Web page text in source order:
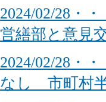
2024/02/28・
営繕部と意見
2024/02/28・
なし 市町村